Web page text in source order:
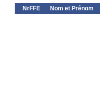
NrFFE Nom et Prénom